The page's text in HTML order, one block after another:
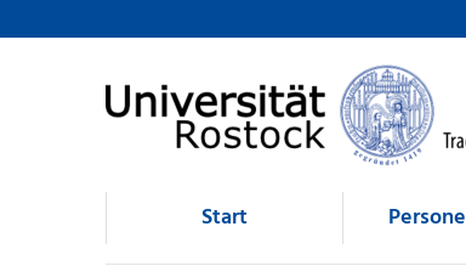
Browsen
direkt zum Inhalt
Start